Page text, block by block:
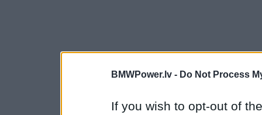
BMWPower.lv - Do Not Process
If you wish to opt-out of